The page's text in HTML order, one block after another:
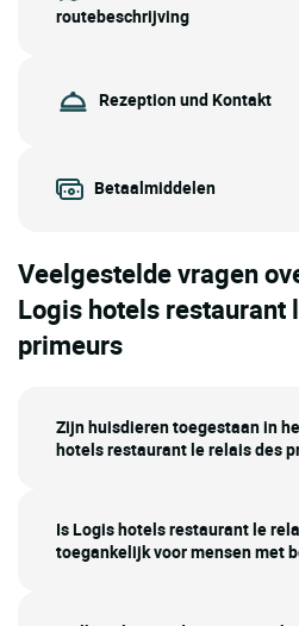
routebeschrijving
Rezeption und Kontakt
Betaalmiddelen
Veelgestelde vragen
Logis hotels restaurant
primeurs
Zijn huisdieren toegestaan in
hotels restaurant le relais des
Is Logis hotels restaurant le
toegankelijk voor mensen met